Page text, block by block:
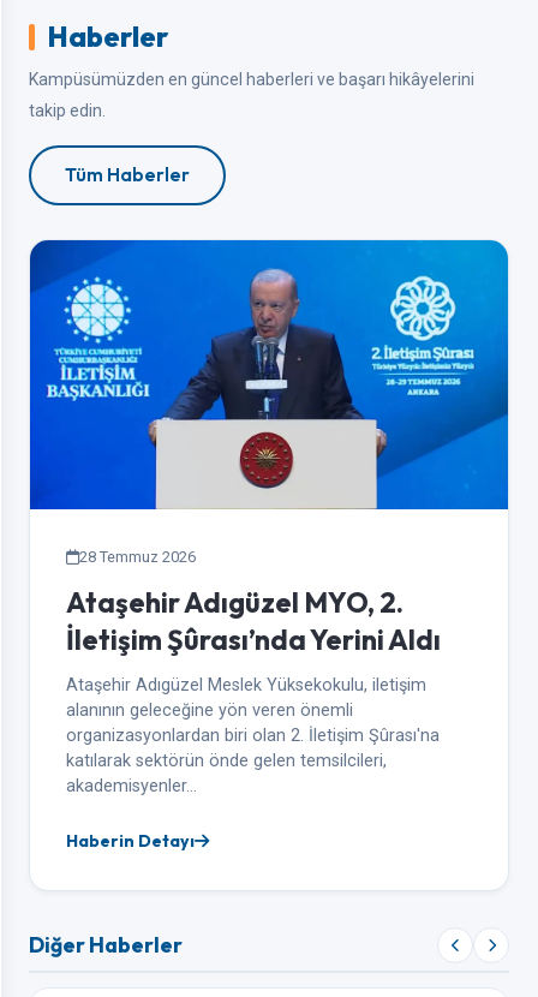
Haberler
Kampüsümüzden en güncel haberleri ve başarı hikâyelerini
takip edin.
Tüm Haberler
28 Temmuz 2026
Ataşehir Adıgüzel MYO, 2.
İletişim Şûrası’nda Yerini Aldı
Ataşehir Adıgüzel Meslek Yüksekokulu, iletişim
alanının geleceğine yön veren önemli
organizasyonlardan biri olan 2. İletişim Şûrası'na
katılarak sektörün önde gelen temsilcileri,
akademisyenler…
Haberin Detayı
Diğer Haberler